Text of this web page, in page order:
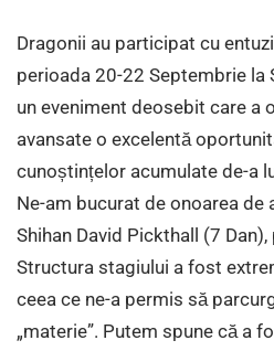
Dragonii au participat cu
perioada 20-22 Septembrie la
un eveniment deosebit care a
avansate o excelentă
cunoștințelor acumulate de-a
Ne-am bucurat de onoarea de
Shihan David Pickthall (7
Structura stagiului a fost
ceea ce ne-a permis să
„materie”. Putem spune că a